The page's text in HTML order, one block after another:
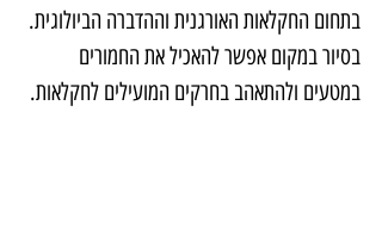
בתחום החקלאות האורגנית וההדברה הביולוגית.
בסיור במקום אפשר להאכיל את החמורים
במטעים ולהתאהב בחרקים המועילים לחקלאות.